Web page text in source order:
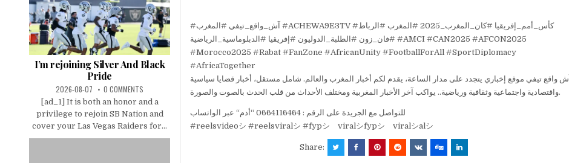
#آش_واقع_تيفي #المغرب #ACHEWA9E3TV #كأس_أمم_إفريقيا #كان_المغرب_2025 #المغرب #الرباط
#فان_زون #الطلبة_الدوليون #إفريقيا #الدبلوماسية_الرياضية #AMCI #CAN2025 #AFCON2025
#Morocco2025 #Rabat #FanZone #AfricanUnity #FootballForAll #SportDiplomacy
#AfricaTogether
آش واقع تيفي موقع إخباري يتجدد على مدار الساعة، يقدم لكم أخبار المغرب والعالم. شامل مستقل، أخبار قضايا سياسية
واقتصادية واجتماعية وثقافية ورياضية.. يواكب آخر الأخبار المغربية ومختلف الأحداث من قلب الحدث بالصوت والصورة.
للتواصل مع الجريدة على الرقم : 0664116464 “أدم“ عبر الواتساب
#reelsvideoシ #reelsviralシ #fypシ゚viralシfypシ゚viralシalシ
Share:
I’m rejoining Silver And Black
Pride
2026-08-07 0 COMMENTS
[ad_1] It is both an honor and a
privilege to rejoin SB Nation and
cover your Las Vegas Raiders for...